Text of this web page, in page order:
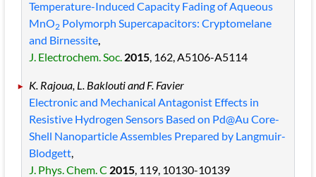
Temperature-Induced Capacity Fading of Aqueous
MnO2Polymorph Supercapacitors: Cryptomelane
and Birnessite,
J. Electrochem. Soc.2015, 162, A5106-A5114
K. Rajoua, L. Baklouti and F. Favier
Electronic and Mechanical Antagonist Effects in
Resistive Hydrogen Sensors Based on Pd@Au Core-
Shell Nanoparticle Assembles Prepared by Langmuir-
Blodgett,
J. Phys. Chem. C 2015, 119, 10130-10139